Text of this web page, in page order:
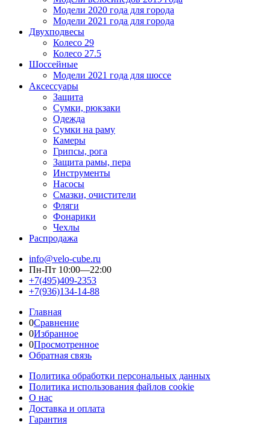
Модели 2020 года для города
Модели 2021 года для города
Двухподвесы
Колесо 29
Колесо 27.5
Шоссейные
Модели 2021 года для шоссе
Аксессуары
Защита
Сумки, рюкзаки
Одежда
Сумки на раму
Камеры
Грипсы, рога
Защита рамы, пера
Инструменты
Насосы
Смазки, очистители
Фляги
Фонарики
Чехлы
Распродажа
info@velo-cube.ru
Пн-Пт 10:00—22:00
+7(495)409-2353
+7(936)134-14-88
Главная
0Сравнение
0Избранное
0Просмотренное
Обратная связь
Политика обработки персональных данных
Политика использования файлов cookie
О нас
Доставка и оплата
Гарантия